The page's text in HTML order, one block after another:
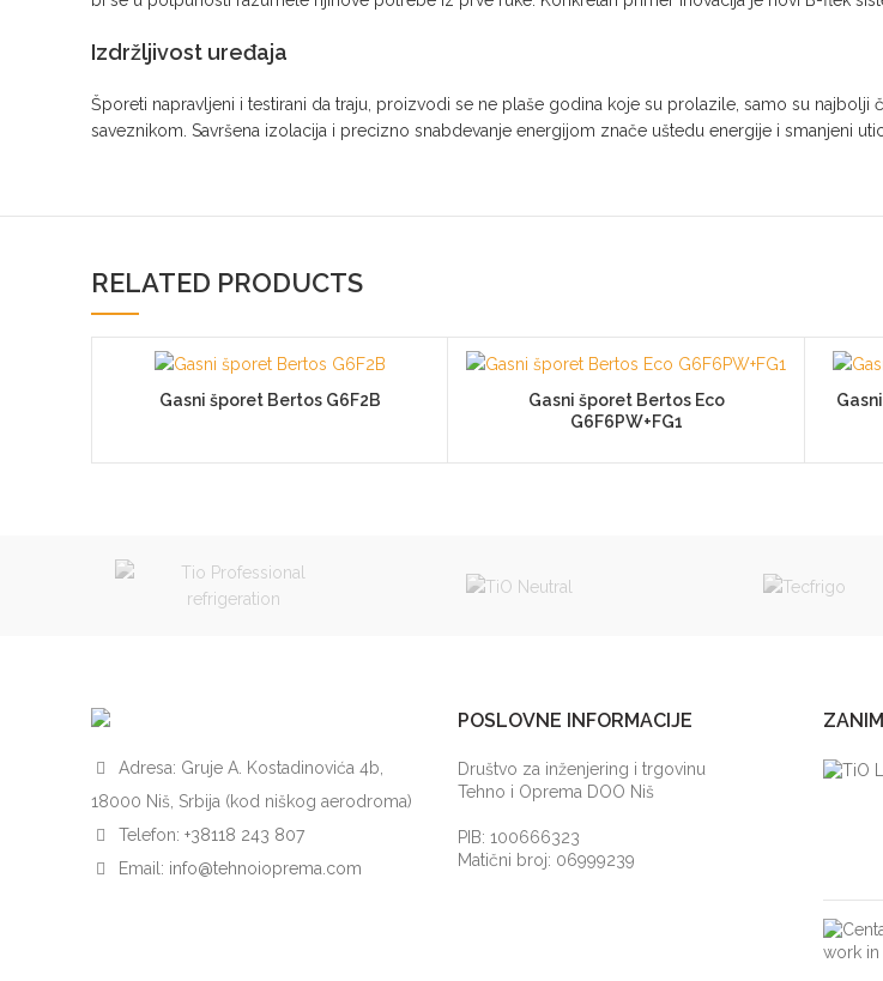
Izdržljivost uređaja
Šporeti napravljeni i testirani da traju, proizvodi se ne plaše godina koje su prolazile, samo su
saveznikom. Savršena izolacija i precizno snabdevanje energijom znače uštedu energije i smanjeni
RELATED PRODUCTS
Gasni šporet Bertos G6F2B
Gasni šporet Bertos Eco
G6F6PW+FG1
Adresa: Gruje A. Kostadinovića 4b,
18000 Niš, Srbija (kod niškog aerodroma)
Telefon: +38118 243 807
Email: info@tehnoioprema.com
POSLOVNE INFORMACIJE
Društvo za inženjering i trgovinu
Tehno i Oprema DOO Niš
PIB: 100666323
Matični broj: 06999239